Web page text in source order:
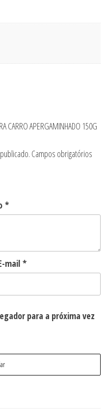
CARRO APERGAMINHADO 150G
Campos obrigatórios
*
mail *
para a próxima vez